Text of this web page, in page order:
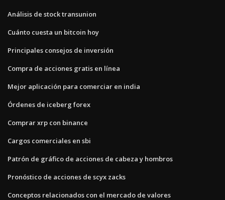
Análisis de stock transunion
Cuánto cuesta un bitcoin hoy
Principales consejos de inversión
Compra de acciones gratis en línea
Mejor aplicación para comerciar en india
Órdenes de iceberg forex
Comprar xrp con binance
Cargos comerciales en sbi
Patrón de gráfico de acciones de cabeza y hombros
Pronóstico de acciones de scyx zacks
Conceptos relacionados con el mercado de valores